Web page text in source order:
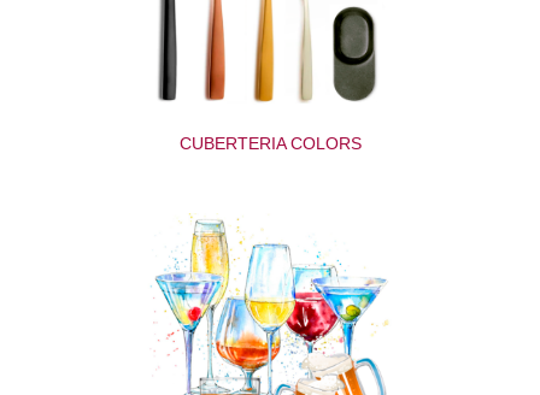
CUBERTERIA COLORS